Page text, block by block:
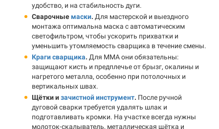
удобство, и на стабильность дуги.
Сварочные маски. Для мастерской и выездного
монтажа оптимальна маска с автоматическим
светофильтром, чтобы ускорить прихватки и
уменьшить утомляемость сварщика в течение смены.
Краги сварщика. Для MMA они обязательны:
защищают кисть и предплечье от брызг, окалины и
нагретого металла, особенно при потолочных и
вертикальных швах.
Щётки изачистной инструмент. После ручной
дуговой сварки требуется удалять шлак и
подготавливать кромки. На участке всегда нужны
молоток-скалыватель, металлическая щётка и